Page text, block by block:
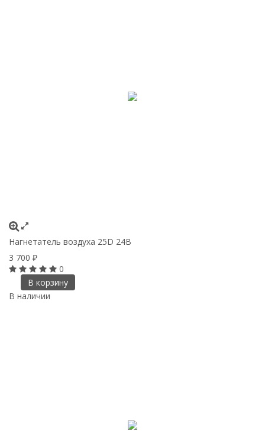
Нагнетатель воздуха 25D 24В
3 700 ₽
0
В корзину
В наличии